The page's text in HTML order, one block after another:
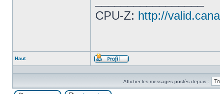
CPU-Z: http://
Haut
Profil
Afficher les messages postés depuis :